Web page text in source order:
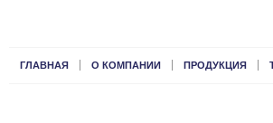
ГЛАВНАЯ О КОМПАНИИ ПРОДУКЦИЯ